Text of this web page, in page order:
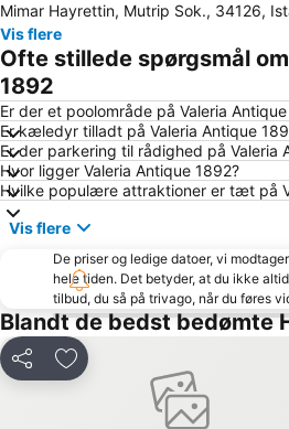
Istanbul Airport
Den store Bazar istanbul
Taksim Metro Station
Den blå Moske (Sultanahmet)
Sirkeci Tren Gari
Taksim Gezi Parki
Uskudar
Bakırköy
Bosphorusfloden
Ortakoy
Osmanbey Subway Station
Umraniye
İstanbul Congress Center
Mimar Hayrettin, Mutrip Sok., 34126,
Vis flere
Ofte stillede spørgsmål
1892
Er der et poolområde på Valeria
Er kæledyr tilladt på Valeria Antique
Er der parkering til rådighed på Valeria
Hvor ligger Valeria Antique 1892?
Hvilke populære attraktioner er tæt på
Vis flere
De priser og ledige datoer, vi
hele tiden. Det betyder, at du ikke
tilbud, du så på trivago, når du føres
Blandt de bedst bedømte
Del Føj til favoritter